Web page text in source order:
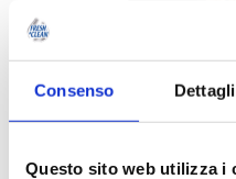
Consenso Dettagli
Questo sito web utilizza i
Protegge la bellezza
con un’azione
pelle luminosa,